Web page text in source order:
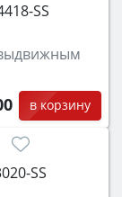
SS
в корзину
SS